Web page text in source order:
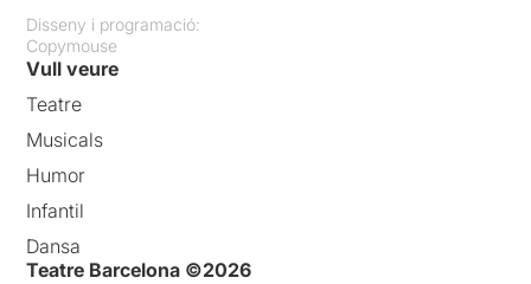
Disseny i programació:
Copymouse
Vull veure
Teatre
Musicals
Humor
Infantil
Dansa
Teatre Barcelona ©2026